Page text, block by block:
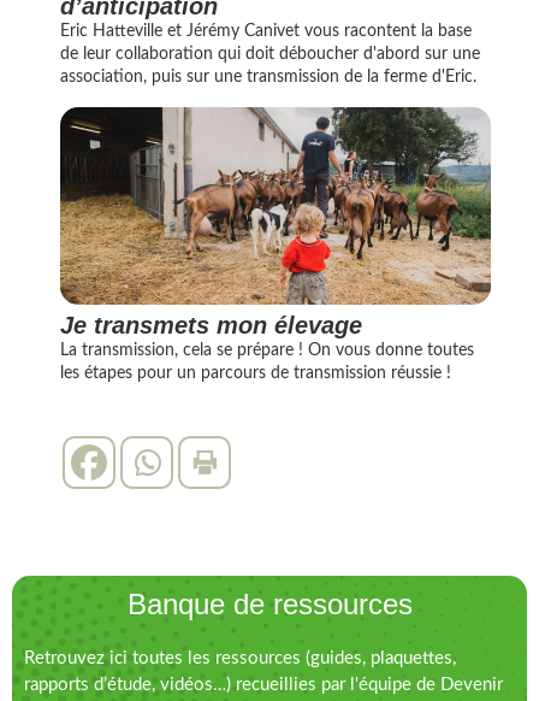
d’anticipation
Eric Hatteville et Jérémy Canivet vous racontent la base
de leur collaboration qui doit déboucher d'abord sur une
association, puis sur une transmission de la ferme d'Eric.
Je transmets mon élevage
La transmission, cela se prépare ! On vous donne toutes
les étapes pour un parcours de transmission réussie !
Banque de ressources
Retrouvez ici toutes les ressources (guides, plaquettes,
rapports d’étude, vidéos…) recueillies par l'équipe de Devenir